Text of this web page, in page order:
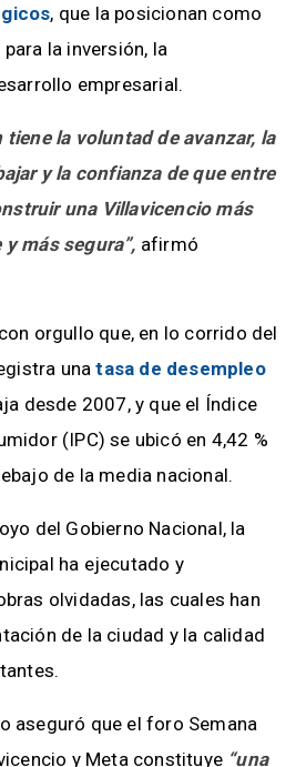
, que la posicionan como
la inversión, la
empresarial.
tiene la voluntad de avanzar, la
y la confianza de que entre
una Villavicencio más
más segura”, afirmó
orgullo que, en lo corrido del
unatasa de desempleo
desde 2007, y que el Índice
(IPC) se ubicó en 4,42 %
de la media nacional.
del Gobierno Nacional, la
ha ejecutado y
olvidadas, las cuales han
de la ciudad y la calidad
aseguró que el foro Semana
y Meta constituye “una